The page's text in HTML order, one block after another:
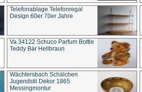
Telefonablage Telefonregal
Design 60er 70er Jahre
Va 34122 Schuco Parfum Bottle
Teddy Bär Hellbraun
Wächtersbach Schälchen
Jugendstil Dekor 1865
Messingmontur